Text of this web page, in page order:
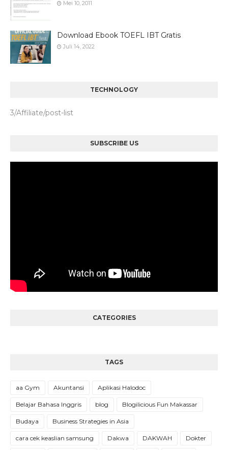
Mei 10, 2011
Download Ebook TOEFL IBT Gratis
Juli 14, 2022
TECHNOLOGY
3/Affiliate/post-list
SUBSCRIBE US
CATEGORIES
TAGS
aa Gym Akuntansi Aplikasi Halodoc
Belajar Bahasa Inggris blog Blogilicious Fun Makassar
Budaya Business Strategies in Asia
cara cek keaslian samsung Dakwa DAKWAH Dokter